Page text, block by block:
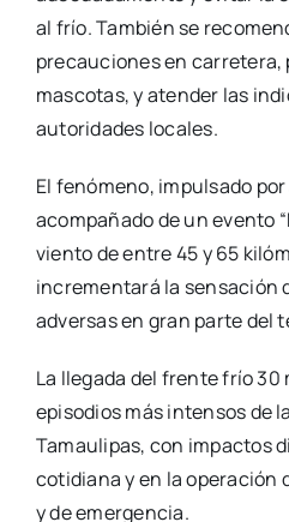
al frío. También se
precauciones en
mascotas, y atender las
autoridades locales.
El fenómeno, impulsado
acompañado de un evento
viento de entre 45 y 65
incrementará la sensación
adversas en gran parte del
La llegada del frente frío 30
episodios más intensos de
Tamaulipas, con impactos
cotidiana y en la operación
y de emergencia.